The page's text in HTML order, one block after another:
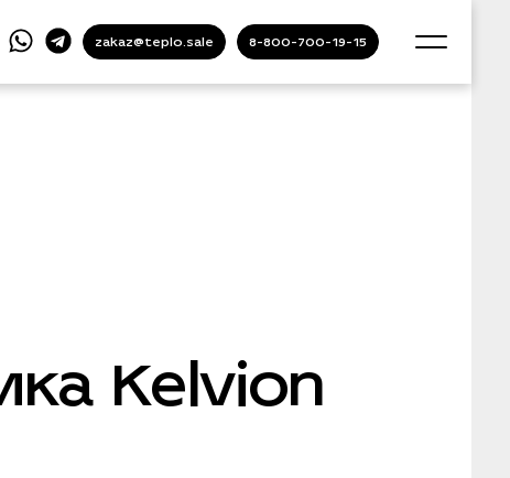
zakaz@teplo.sale 8-800-700-19-15
Kelvion